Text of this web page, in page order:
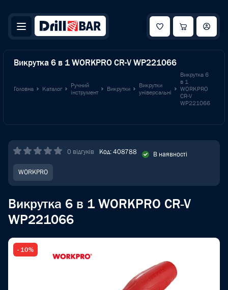
Викрутка 6 в 1 WORKPRO CR-V WP221066
Головна Каталог
Ручний
інструмент
Викрутки
Викрутки
універсальні
Викрутка 6
в 1
WORKPRO
CR-V
WP221066
0 відгуків Код: 408788 В наявності
WORKPRO
Викрутка 6 в 1 WORKPRO CR-V
WP221066
- 10%